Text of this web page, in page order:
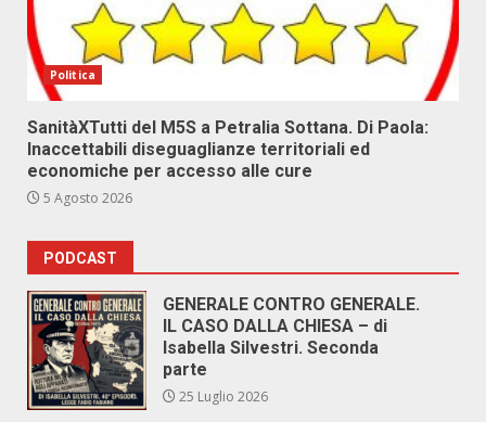
Politica
SanitàXTutti del M5S a Petralia Sottana. Di Paola:
Inaccettabili diseguaglianze territoriali ed
economiche per accesso alle cure
5 Agosto 2026
PODCAST
GENERALE CONTRO GENERALE.
IL CASO DALLA CHIESA – di
Isabella Silvestri. Seconda
parte
25 Luglio 2026